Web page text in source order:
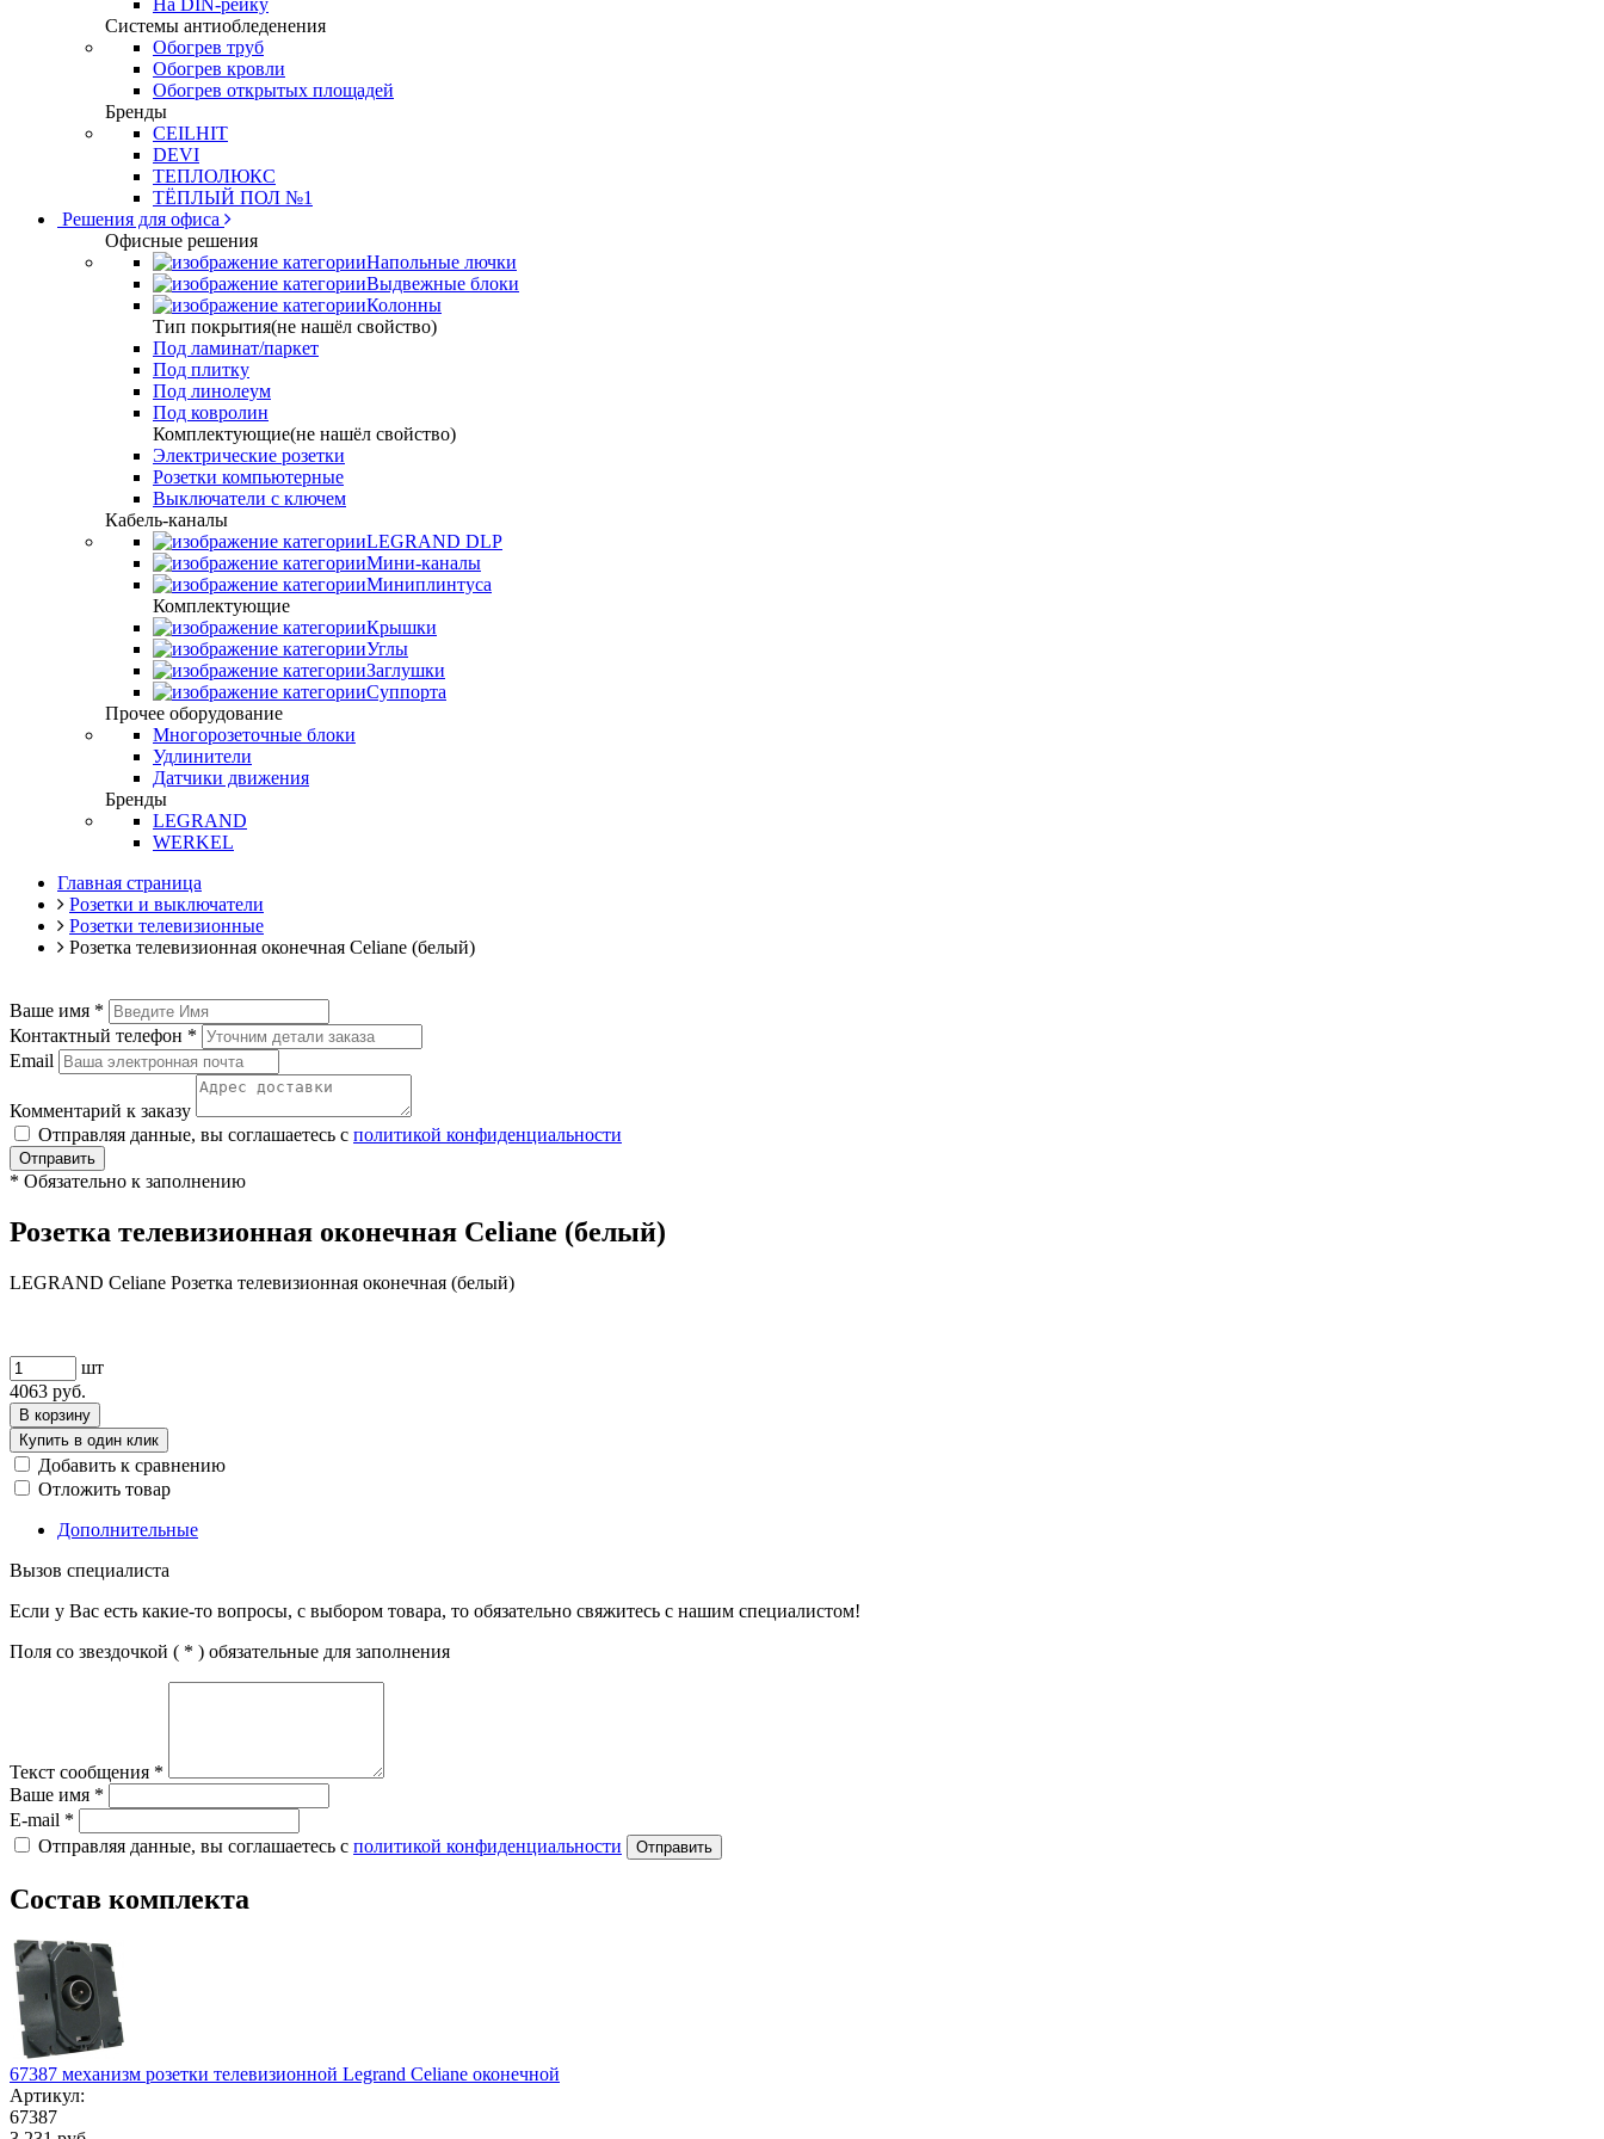
На DIN-рейку
Системы антиобледенения
Обогрев труб
Обогрев кровли
Обогрев открытых площадей
Бренды
CEILHIT
DEVI
ТЕПЛОЛЮКС
ТЁПЛЫЙ ПОЛ №1
Решения для офиса
Офисные решения
Напольные лючки
Выдвежные блоки
Колонны
Тип покрытия(не нашёл свойство)
Под ламинат/паркет
Под плитку
Под линолеум
Под ковролин
Комплектующие(не нашёл свойство)
Электрические розетки
Розетки компьютерные
Выключатели с ключем
Кабель-каналы
LEGRAND DLP
Мини-каналы
Миниплинтуса
Комплектующие
Крышки
Углы
Заглушки
Суппорта
Прочее оборудование
Многорозеточные блоки
Удлинители
Датчики движения
Бренды
LEGRAND
WERKEL
Главная страница
Розетки и выключатели
Розетки телевизионные
Розетка телевизионная оконечная Celiane (белый)
Ваше имя *
Контактный телефон *
Email
Комментарий к заказу
Отправляя данные, вы соглашаетесь с политикой конфиденциальности
Отправить
* Обязательно к заполнению
Розетка телевизионная оконечная Celiane (белый)
LEGRAND Celiane Розетка телевизионная оконечная (белый)
шт
4063 руб.
В корзину
Купить в один клик
Добавить к сравнению
Отложить товар
Дополнительные
Вызов специалиста
Если у Вас есть какие-то вопросы, с выбором товара, то обязательно свяжитесь с нашим специалистом!
Поля со звездочкой ( * ) обязательные для заполнения
Текст сообщения *
Ваше имя *
E-mail *
Отправляя данные, вы соглашаетесь с политикой конфиденциальности Отправить
Состав комплекта
67387 механизм розетки телевизионной Legrand Celiane оконечной
Артикул:
67387